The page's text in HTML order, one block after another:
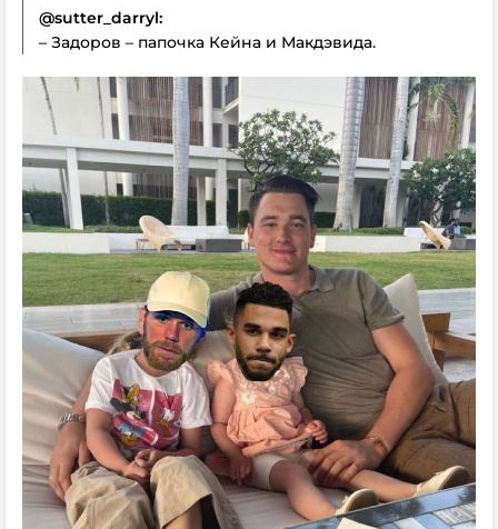
@sutter_darryl:
– Задоров – папочка Кейна и Макдэвида.